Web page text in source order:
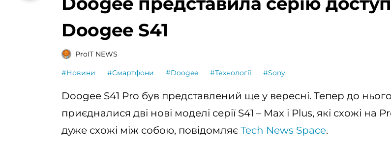
Doogee S41
ProIT NEWS
#Новини #Смартфони #Doogee #Технології #Sony
Doogee S41 Pro був представлений ще у вересні. Тепер до нього
приєдналися дві нові моделі серії S41 – Max і Plus, які схожі на
дуже схожі між собою, повідомляє Tech News Space.